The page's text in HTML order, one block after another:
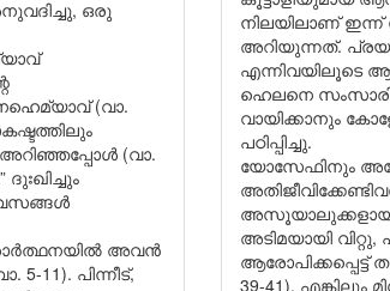
ഒരു
(വാ.
(വാ.
അവൻ
11). പിന്നീട്,
നിലയിലാണ് ഇന്ന്
അറിയുന്നത്.
എന്നിവയിലൂടെ
ഹെലനെ
വായിക്കാനും
പഠിപ്പിച്ചു.
യോസേഫിനും
അടിമയായി വിറ്റു,
ആരോപിക്കപ്പെട്ട്
39-41). എങ്കിലും